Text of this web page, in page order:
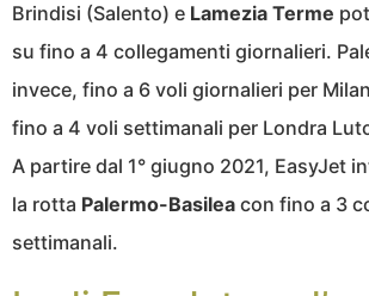
Brindisi (Salento) e Lamezia Terme
su fino a 4 collegamenti giornalieri.
invece, fino a 6 voli giornalieri per
fino a 4 voli settimanali per Londra
A partire dal 1° giugno 2021, EasyJet
la rotta Palermo-Basilea con fino a 3
settimanali.